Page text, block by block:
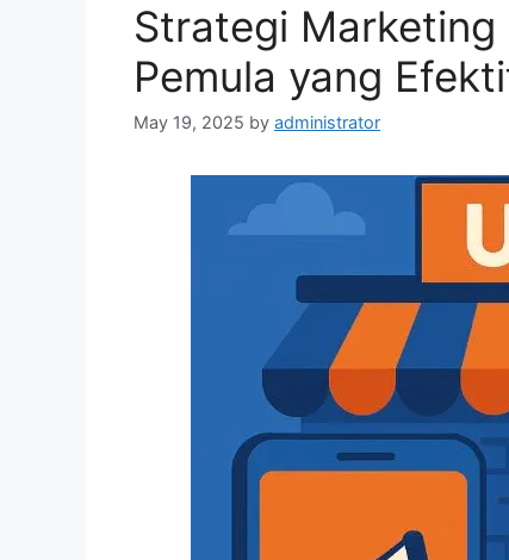
Strategi
Pemula yang
May 19, 2025 by administrator